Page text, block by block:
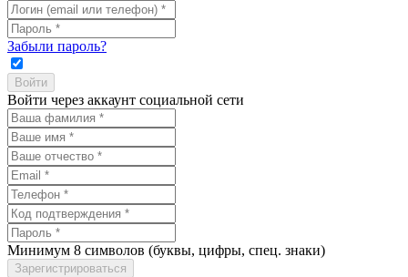
Забыли пароль?
Войти через аккаунт социальной сети
Минимум 8 символов (буквы, цифры, спец. знаки)